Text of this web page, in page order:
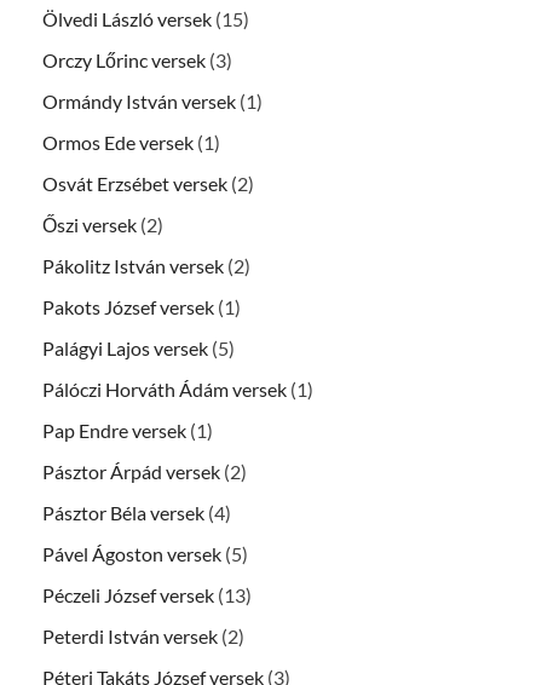
Ölvedi László versek (15)
Orczy Lőrinc versek (3)
Ormándy István versek (1)
Ormos Ede versek (1)
Osvát Erzsébet versek (2)
Őszi versek (2)
Pákolitz István versek (2)
Pakots József versek (1)
Palágyi Lajos versek (5)
Pálóczi Horváth Ádám versek (1)
Pap Endre versek (1)
Pásztor Árpád versek (2)
Pásztor Béla versek (4)
Pável Ágoston versek (5)
Péczeli József versek (13)
Peterdi István versek (2)
Péteri Takáts József versek (3)